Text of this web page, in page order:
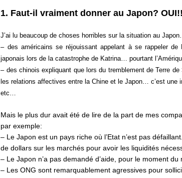
1. Faut-il vraiment donner au Japon?
J’ai lu beaucoup de choses horribles sur la situation au
– des américains se réjouissant appelant à se rappeler
japonais lors de la catastrophe de Katrina… pourtant
– des chinois expliquant que lors du tremblement de Terre
les relations affectives entre la Chine et le Japon… c’est une
etc…
Mais le plus dur avait été de lire de la part de mes
par exemple:
– Le Japon est un pays riche où l’Etat n’est pas
de dollars sur les marchés pour avoir les liquidités
– Le Japon n’a pas demandé d’aide, pour le moment du
– Les ONG sont remarquablement agressives pour